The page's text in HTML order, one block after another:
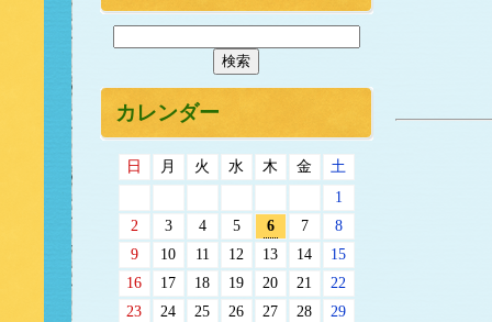
カレンダー
日 月 火 水 木 金
土
1
2
3 4 5 6 7
8
9
10 11 12 13 14
15
16
17 18 19 20 21
22
23
24 25 26 27 28
29